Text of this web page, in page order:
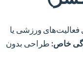
ورزشی یا
خاص: طراحی بدون